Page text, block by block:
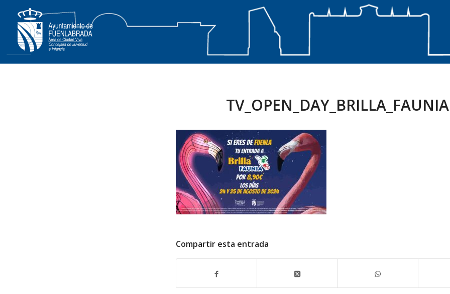
TV_OPEN_DAY_BRILLA_FAUNIA
Compartir esta entrada